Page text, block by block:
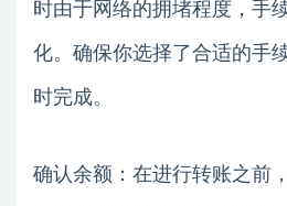
时由于网络的拥堵程度，手
化。确保你选择了合适的手
时完成。
确认余额：在进行转账之前